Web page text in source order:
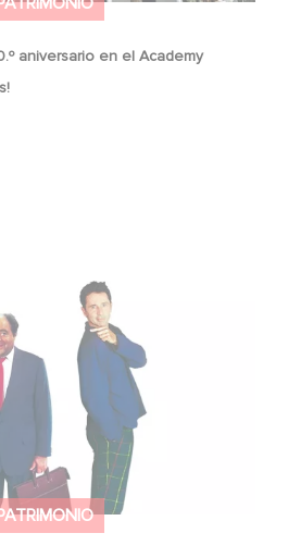
aniversario en el Academy
27 años: un repaso a una
internacional